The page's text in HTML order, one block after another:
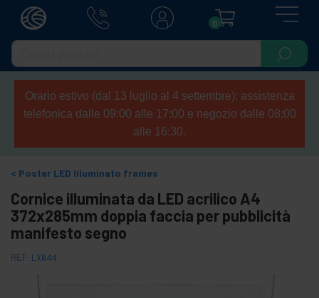
0
Orario estivo (dal 13 luglio al 4 settembre): assistenza
telefonica dalle 09:00 alle 17:00 e negozio dalle 08:00
alle 16:30.
Poster LED Illuminato frames
Cornice illuminata da LED acrilico A4
372x285mm doppia faccia per pubblicità
manifesto segno
REF: LX044